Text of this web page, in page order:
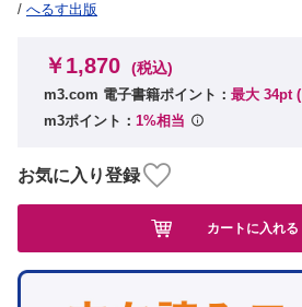
/ へるす出版
￥1,870 (税込)
m3.com 電子書籍ポイント： 最大 34pt (
m3ポイント： 1%相当
お気に入り登録
カートに入れる